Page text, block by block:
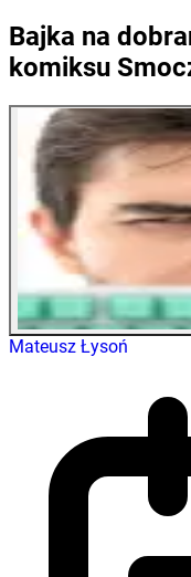
Bajka na
komiksu
Mateusz Łysoń